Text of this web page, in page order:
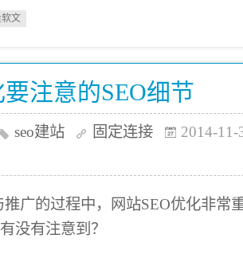
软文
注意的SEO细节
seo建站 固定连接
2014-11-
推广的过程中，网站SEO优化非常
没有注意到？